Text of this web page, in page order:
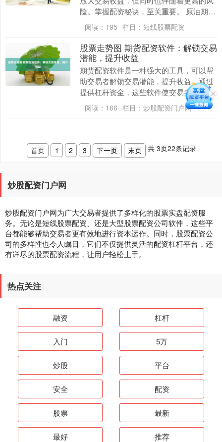
险。掌握配资秘诀，至关重要。 原油期货
市场波动较大，为投资者提供了丰富的交
易机会。通过配....
阅读： 195 栏目： 短线股票配资
股票走势图 期货配资软件：解锁交易
潜能，提升收益
期货配资软件是一种强大的工具，可以帮
助交易者解锁交易潜能，提升收益。通过
提供杠杆资金，这些软件使交易者能够放
大其交易规模，从而增加潜在利润。 首
先，股票配资批发....
阅读： 166 栏目： 炒股配资门户网
首页 1 2 3 下一页 末页 共 3页22条记录
炒股配资门户网
炒股配资门户网为广大交易者提供了多样化的股票实盘配资服
务。无论是短线股票配资、还是大型股票配资公司软件，这些平
台都能够帮助交易者更有效地进行资本运作。同时，股票配资公
司的多样性也令人瞩目，它们不仅提供灵活的配资杠杆平台，还
有详尽的股票配资流程，让用户轻松上手。
热点关注
融资 杠杆
入门 5万
炒股 平台
安全 配资
股票 最新
最好 推荐